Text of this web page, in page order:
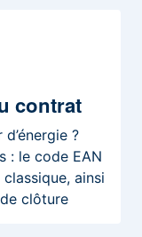
contrat
?
: le code EAN
ainsi
clôture